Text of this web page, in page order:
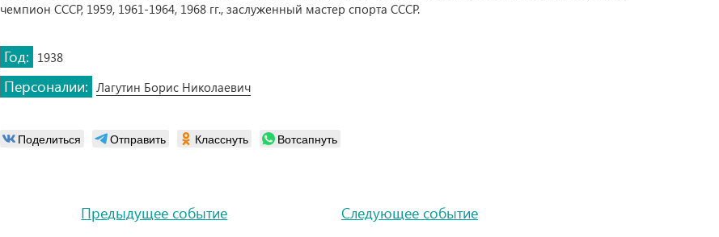
чемпион СССР, 1959, 1961-1964, 1968 гг., заслуженный мастер спорта СССР.
Год: 1938
Персоналии: Лагутин Борис Николаевич
Поделиться Отправить Класснуть Вотсапнуть
Предыдущее событие Следующее событие